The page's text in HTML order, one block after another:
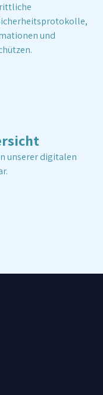
und
unserer digitalen